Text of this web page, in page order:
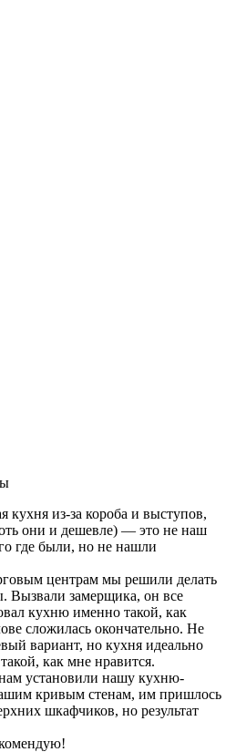
кухня из-за короба и выступов,
они и дешевле) — это не наш
где были, но не нашли
центрам мы решили делать
Вызвали замерщика, он все
кухню именно такой, как
сложилась окончательно. Не
вариант, но кухня идеально
как мне нравится.
установили нашу кухню-
кривым стенам, им пришлось
шкафчиков, но результат